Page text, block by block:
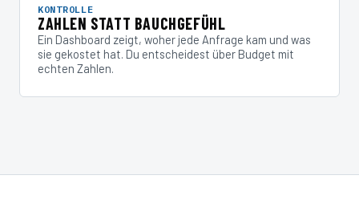
KONTROLLE
ZAHLEN STATT BAUCHGEFÜHL
Ein Dashboard zeigt, woher jede Anfrage kam und was
sie gekostet hat. Du entscheidest über Budget mit
echten Zahlen.